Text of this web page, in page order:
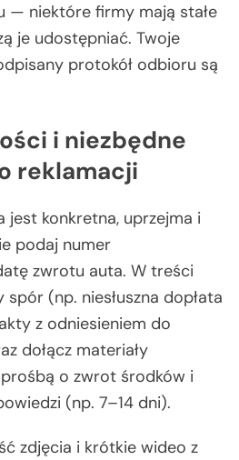
— niektóre firmy mają stałe
je udostępniać. Twoje
protokół odbioru są
i niezbędne
reklamacji
jest konkretna, uprzejma i
podaj numer
zwrotu auta. W treści
(np. niesłuszna dopłata
z odniesieniem do
dołącz materiały
o zwrot środków i
(np. 7–14 dni).
zdjęcia i krótkie wideo z